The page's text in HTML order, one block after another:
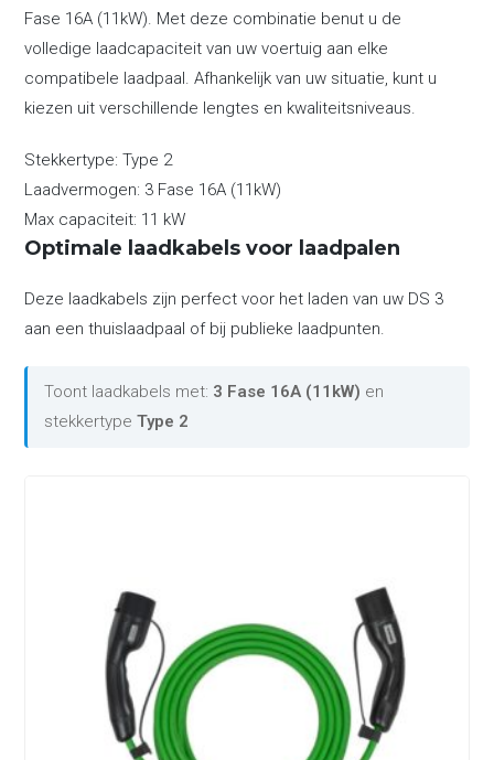
Fase 16A (11kW). Met deze combinatie benut u de
volledige laadcapaciteit van uw voertuig aan elke
compatibele laadpaal. Afhankelijk van uw situatie, kunt u
kiezen uit verschillende lengtes en kwaliteitsniveaus.
Stekkertype: Type 2
Laadvermogen: 3 Fase 16A (11kW)
Max capaciteit: 11 kW
Optimale laadkabels voor laadpalen
Deze laadkabels zijn perfect voor het laden van uw DS 3
aan een thuislaadpaal of bij publieke laadpunten.
Toont laadkabels met: 3 Fase 16A (11kW) en
stekkertypeType 2